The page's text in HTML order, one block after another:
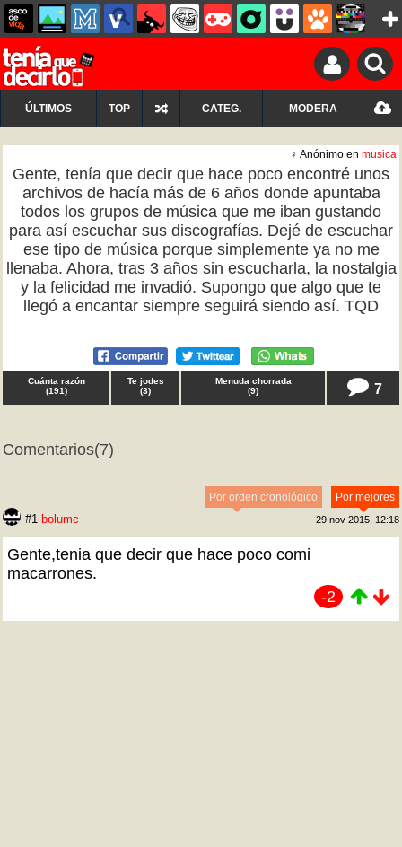
ÚLTIMOS TOP CATEG. MODERA
♀ Anónimo en musica
Gente, tenía que decir que hace poco encontré unos
archivos de hacía más de 6 años donde apuntaba
todos los grupos de música que me iban gustando
para así escuchar sus discografías. Dejé de escuchar
ese tipo de música porque simplemente ya no me
llenaba. Ahora, tras 3 años sin escucharla, la nostalgia
y la felicidad me invadió. Supongo que algo que te
llegó a encantar siempre seguirá siendo así. TQD
Cuánta razón
(191)
Te jodes
(3)
Menuda chorrada
(9) 7
Comentarios(7)
Por mejores
Por orden cronológico
#1 bolumc 29 nov 2015, 12:18
Gente,tenia que decir que hace poco comi
macarrones.
-2